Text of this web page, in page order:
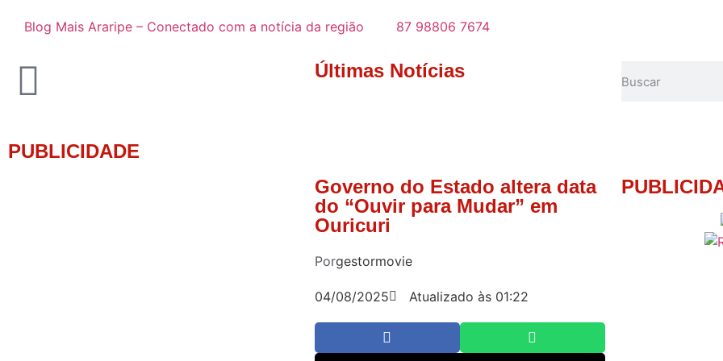
Blog Mais Araripe – Conectado com a notícia da região 87 98806 7674
Últimas Notícias
PUBLICIDADE
Governo do Estado altera data
do “Ouvir para Mudar” em
Ouricuri
Porgestormovie
04/08/2025 Atualizado às 01:22